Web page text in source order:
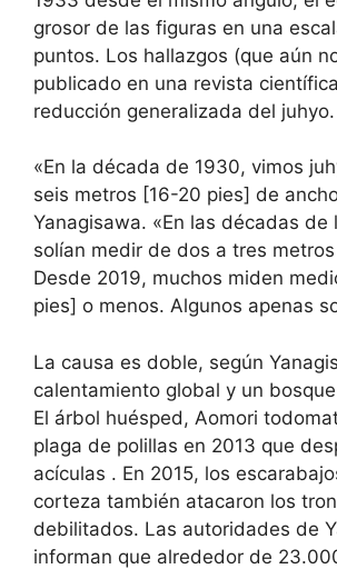
grosor de las figuras en una
puntos. Los hallazgos (que aún
publicado en una revista
reducción generalizada del juhyo.
«En la década de 1930, vimos
seis metros [16-20 pies] de
Yanagisawa. «En las décadas de
solían medir de dos a tres
Desde 2019, muchos miden
pies] o menos. Algunos apenas
La causa es doble, según
calentamiento global y un
El árbol huésped, Aomori
plaga de polillas en 2013 que
acículas . En 2015, los
corteza también atacaron los
debilitados. Las autoridades de
informan que alrededor de